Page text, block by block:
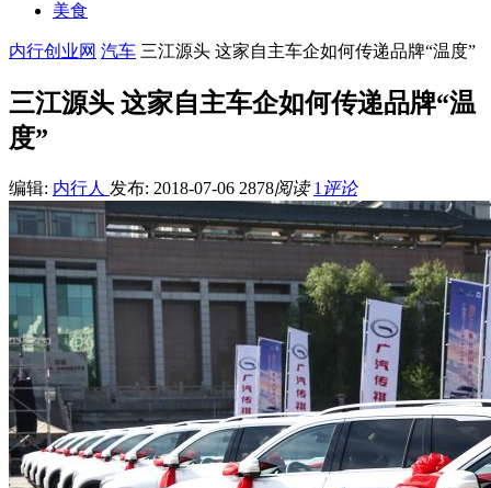
美食
内行创业网 汽车 三江源头 这家自主车企如何传递品牌“温度”
三江源头 这家自主车企如何传递品牌“温
度”
编辑: 内行人 发布: 2018-07-06 2878阅读 1 评论